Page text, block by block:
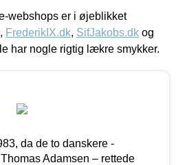
webshops er i øjeblikket
, FrederikIX.dk, SifJakobs.dk og
har nogle rigtig lækre smykker.
da de to danskere -
Adamsen – rettede